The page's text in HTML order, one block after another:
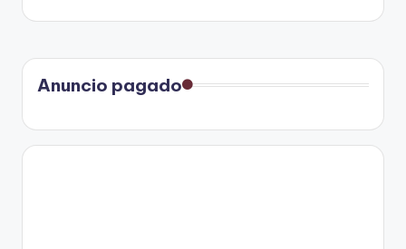
Anuncio pagado